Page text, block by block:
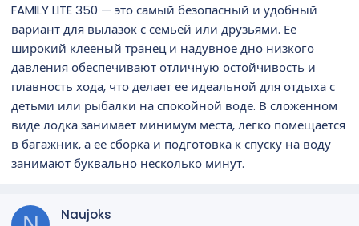
FAMILY LITE 350 — это самый безопасный и удобный
вариант для вылазок с семьей или друзьями. Ее
широкий клееный транец и надувное дно низкого
давления обеспечивают отличную остойчивость и
плавность хода, что делает ее идеальной для отдыха с
детьми или рыбалки на спокойной воде. В сложенном
виде лодка занимает минимум места, легко помещается
в багажник, а ее сборка и подготовка к спуску на воду
занимают буквально несколько минут.
Naujoks